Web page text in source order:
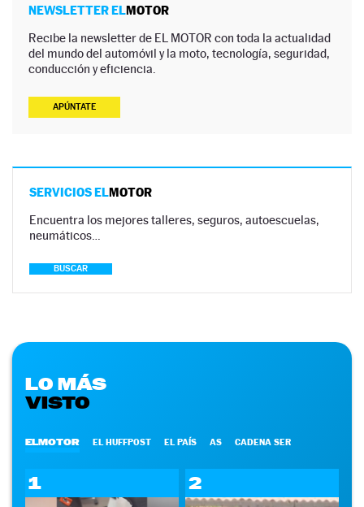
NEWSLETTER ELMOTOR
Recibe la newsletter de EL MOTOR con toda la actualidad
del mundo del automóvil y la moto, tecnología, seguridad,
conducción y eficiencia.
APÚNTATE
SERVICIOS ELMOTOR
Encuentra los mejores talleres, seguros, autoescuelas,
neumáticos…
BUSCAR
LO MÁS
VISTO
ELMOTOR EL HUFFPOST EL PAÍS AS CADENA SER
1 2